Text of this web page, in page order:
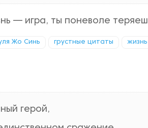
— игра, ты поневоле
Жо Синь грустные цитаты жизнь
герой,